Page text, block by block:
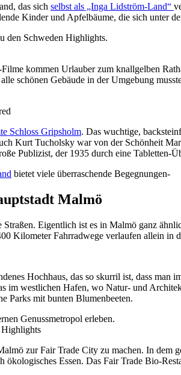
das sich selbst als „Inga Lidström-Land“
Kinder und Apfelbäume, die sich unter
kommen Urlauber zum knallgelben
schönen Gebäude in der Umgebung
Schloss Gripsholm. Das wuchtige,
Kurt Tucholsky war von der Schönheit
Publizist, der 1935 durch eine Tabletten-
bietet viele überraschende Begegnungen-
Malmö
Eigentlich ist es in Malmö ganz
Kilometer Fahrradwege verlaufen allein in
Hochhaus, das so skurril ist, dass
im westlichen Hafen, wo Natur- und
Parks mit bunten Blumenbeeten.
Highlights
zur Fair Trade City zu machen. In
Essen. Das Fair Trade Bio-